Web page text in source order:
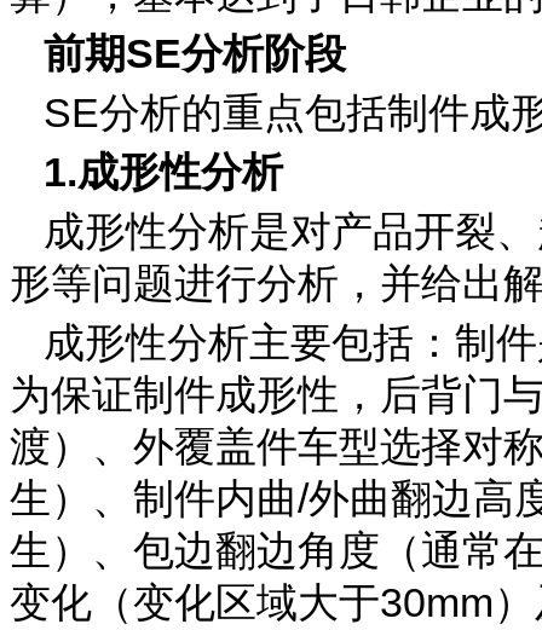
前期SE分析阶段
SE分析的重点包括制件成
1.成形性分析
成形性分析是对产品开裂
形等问题进行分析，并给出
成形性分析主要包括：制
为保证制件成形性，后背门
渡）、外覆盖件车型选择对
生）、制件内曲/外曲翻边高
生）、包边翻边角度（通常
变化（变化区域大于30mm